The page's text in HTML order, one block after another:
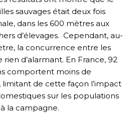
sauvages était deux fois
dans les 600 mètres aux
d’élevages. Cependant, au-
la concurrence entre les
d’alarmant. En France, 92
comportent moins de
de cette façon l’impact
sur les populations
la campagne.